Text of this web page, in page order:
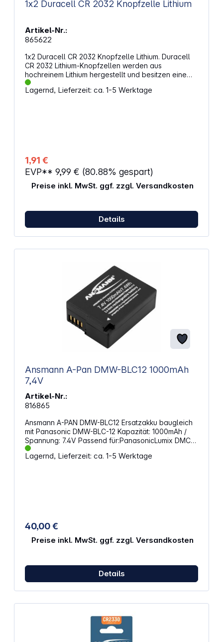
1x2 Duracell CR 2032 Knopfzelle Lithium
Artikel-Nr.:
865622
1x2 Duracell CR 2032 Knopfzelle Lithium. Duracell
CR 2032 Lithium-Knopfzellen werden aus
hochreinem Lithium hergestellt und besitzen eine
hohe Lebensdauer. Die Lagerungsdauer beträgt bis
zu 10 Jahre - Sie können also sicher sein, dass
Außerdem hat Duracell eine kindersichere
Verpackung mit Doppelblister entworfen, die von
Kindern nicht ohne eine Schere geöffnet werden
kann. Die Duracell CR 2032 Lithium-Knopfzellen
eignen sich für den Einsatz in Schlüsselanhängern,
Geräten, Sensoren, medizinischen Geräten
(Blutzuckermessgeräte, digitale Thermometer) und
Sportgeräten (Herzfrequenzmonitor,
Fahrradzubehör). Eigenschaften: Zellengröße:
Lagernd, Lieferzeit: ca. 1-5 Werktage
1,91 €
EVP** 9,99 € (80.88% gespart)
Preise inkl. MwSt. ggf. zzgl. Versandkosten
Details
Ansmann A-Pan DMW-BLC12 1000mAh
7,4V
Artikel-Nr.:
816865
Ansmann A-PAN DMW-BLC12 Ersatzakku baugleich
mit Panasonic DMW-BLC-12 Kapazität: 1000mAh /
Spannung: 7.4V Passend für:PanasonicLumix DMC-
FZ200, Lumix DMC-FZ2000, Lumix DMC-FZ62, Lumix
DMC-GH2, Lumix DMC-G5, Lumix DMC-G7, Lumix
Lagernd, Lieferzeit: ca. 1-5 Werktage
40,00 €
Preise inkl. MwSt. ggf. zzgl. Versandkosten
Details